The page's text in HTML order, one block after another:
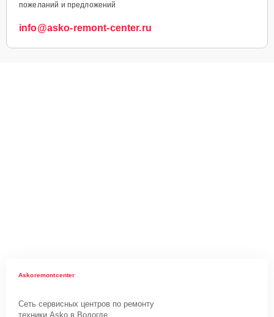
пожеланий и предложений
info@asko-remont-center.ru
Askoremontcenter
Сеть сервисных центров по ремонту
техники Asko в Вологде.